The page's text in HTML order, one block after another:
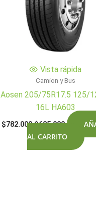
Vista rápida
Camion y Bus
Aosen 205/75R17.5 125/
16L HA603
$782.000El
original
era:
$625.900El
actual
es:
AL CARRITO